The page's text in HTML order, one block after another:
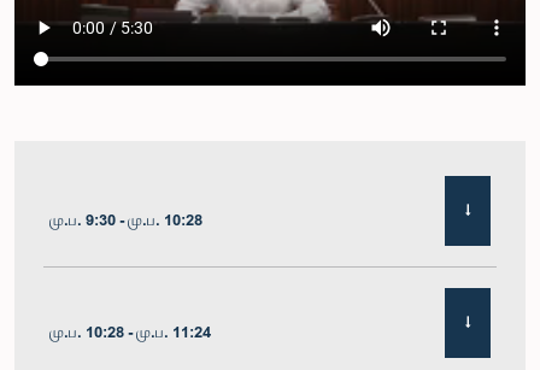
மு.ப. 9:30 - மு.ப. 10:28
மு.ப. 10:28 - மு.ப. 11:24